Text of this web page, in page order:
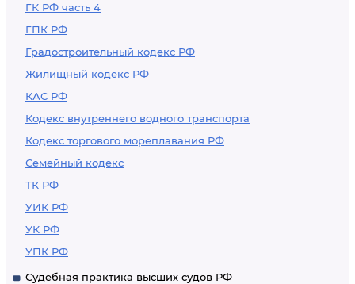
ГК РФ часть 4
ГПК РФ
Градостроительный кодекс РФ
Жилищный кодекс РФ
КАС РФ
Кодекс внутреннего водного транспорта
Кодекс торгового мореплавания РФ
Семейный кодекс
ТК РФ
УИК РФ
УК РФ
УПК РФ
Судебная практика высших судов РФ